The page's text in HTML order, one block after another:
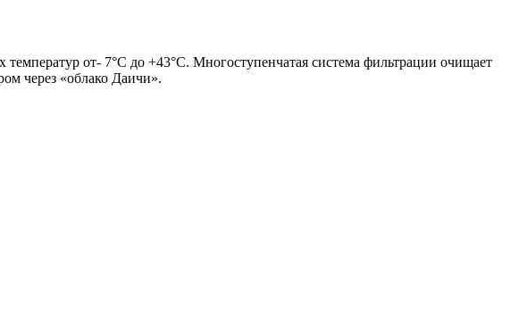
от- 7°С до +43°С. Многоступенчатая система фильтрации очищает
через «облако Даичи».